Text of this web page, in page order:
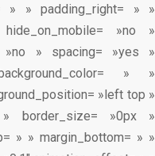
» » padding_right= » »
»no »
» spacing= »yes »
» »
»left top »
border_size= »0px »
» » margin_bottom= » »